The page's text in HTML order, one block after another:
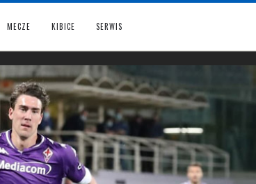
MECZE KIBICE SERWIS